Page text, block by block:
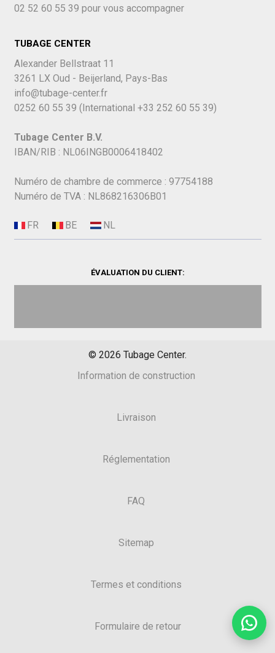
02 52 60 55 39 pour vous accompagner
TUBAGE CENTER
Alexander Bellstraat 11
3261 LX Oud - Beijerland, Pays-Bas
info@tubage-center.fr
0252 60 55 39 (International +33 252 60 55 39)
Tubage Center B.V.
IBAN/RIB : NL06INGB0006418402
Numéro de chambre de commerce : 97754188
Numéro de TVA : NL868216306B01
ÉVALUATION DU CLIENT:
© 2026 Tubage Center.
Information de construction
Livraison
Réglementation
FAQ
Sitemap
Termes et conditions
Formulaire de retour